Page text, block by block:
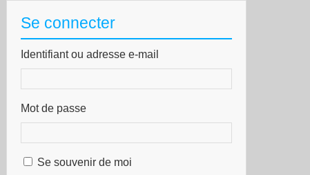
Se connecter
Identifiant ou adresse e-mail
Mot de passe
Se souvenir de moi